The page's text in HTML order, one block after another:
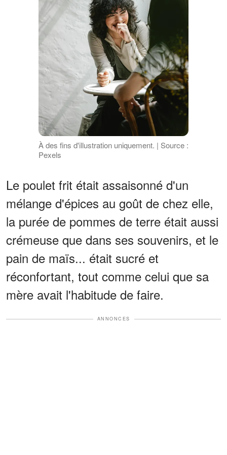
À des fins d'illustration uniquement. | Source :
Pexels
Le poulet frit était assaisonné d'un
mélange d'épices au goût de chez elle,
la purée de pommes de terre était aussi
crémeuse que dans ses souvenirs, et le
pain de maïs... était sucré et
réconfortant, tout comme celui que sa
mère avait l'habitude de faire.
ANNONCES